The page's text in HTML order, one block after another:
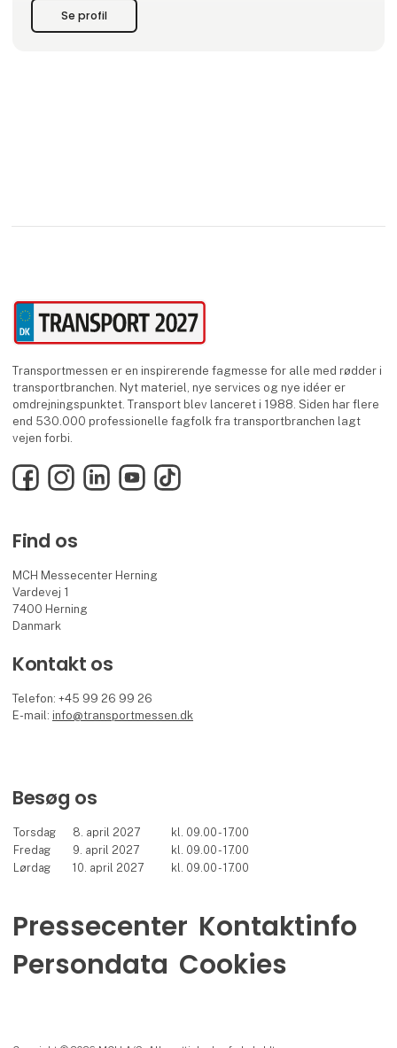
Se profil
Transportmessen er en inspirerende fagmesse for alle med rødder i
transportbranchen. Nyt materiel, nye services og nye idéer er
omdrejningspunktet. Transport blev lanceret i 1988. Siden har flere
end 530.000 professionelle fagfolk fra transportbranchen lagt
vejen forbi.
FacebookInstagramLinkedInYouTubeTikTok
Find os
MCH Messecenter Herning
Vardevej 1
7400 Herning
Danmark
Kontakt os
Telefon: +45 99 26 99 26
E-mail: info@transportmessen.dk
Besøg os
Torsdag 8. april 2027
kl. 09.00 - 17.00
Fredag
9. april 2027
kl. 09.00 - 17.00
Lørdag
10. april 2027 kl. 09.00 - 17.00
Pressecenter Kontaktinfo
Persondata Cookies